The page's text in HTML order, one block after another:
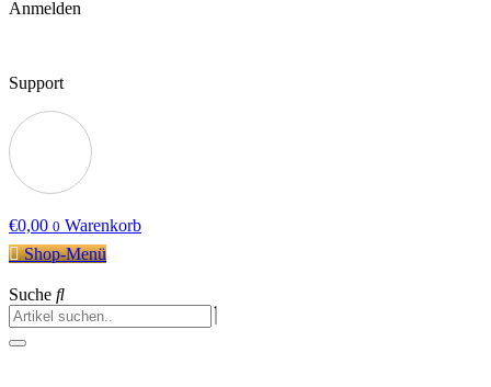
Anmelden
Support
€0,00 0 Warenkorb
Shop-Menü
Suche